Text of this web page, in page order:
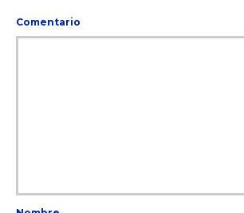
Comentario